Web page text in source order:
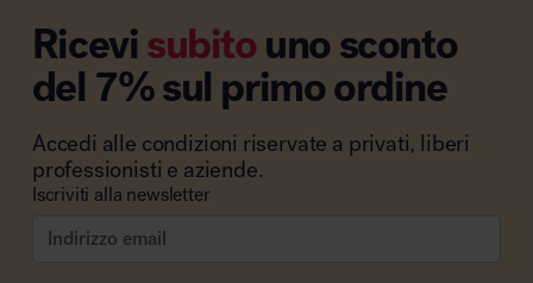
Ricevisubitouno sconto
del 7% sul primo ordine
Accedi alle condizioni riservate a privati, liberi
professionisti e aziende.
Iscriviti alla newsletter